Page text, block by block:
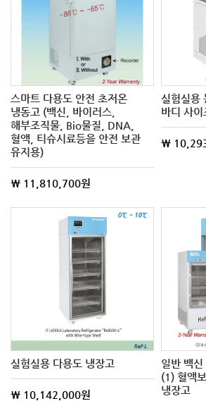
스마트 다용도 안전 초저온
냉동고 (백신, 바이러스,
해부조직물, Bio물질, DNA,
혈액, 티슈시료등을 안전 보관
유지용)
\ 11,810,700원
실험실용
바디 사이
\
실험실용 다용도 냉장고
\ 10,142,000원
일반 백신
(1) 혈액
냉장고